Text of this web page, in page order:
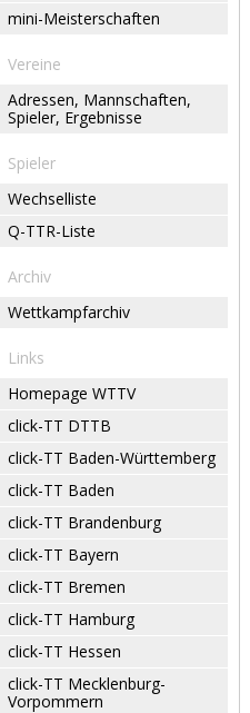
mini-Meisterschaften
Vereine
Adressen, Mannschaften,
Spieler, Ergebnisse
Spieler
Wechselliste
Q-TTR-Liste
Archiv
Wettkampfarchiv
Links
Homepage WTTV
click-TT DTTB
click-TT Baden-Württemberg
click-TT Baden
click-TT Brandenburg
click-TT Bayern
click-TT Bremen
click-TT Hamburg
click-TT Hessen
click-TT Mecklenburg-
Vorpommern